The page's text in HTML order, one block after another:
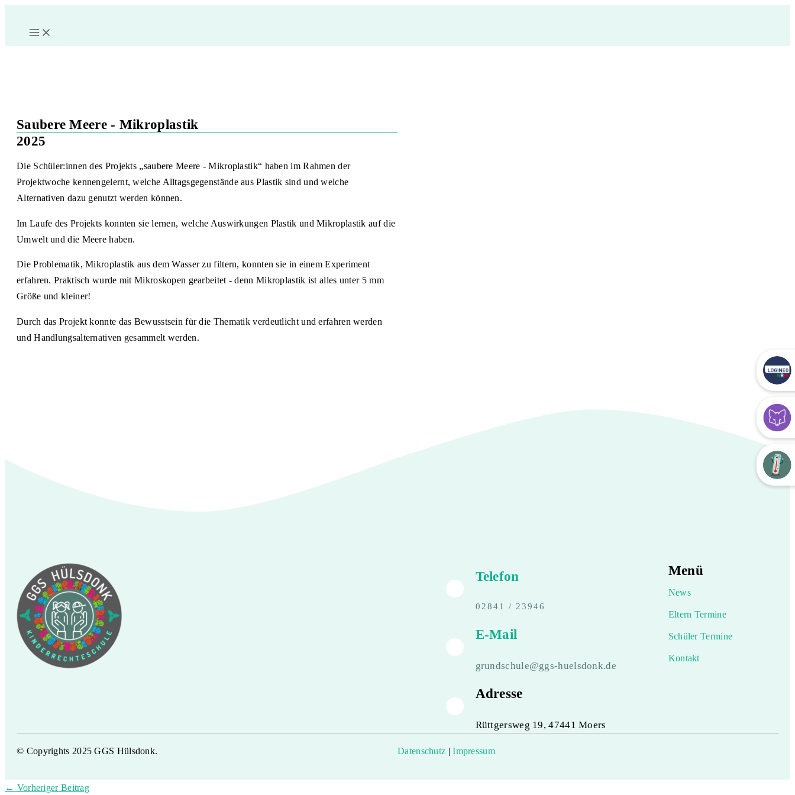
springen
Saubere Meere - Mikroplastik
2025
Die Schüler:innen des Projekts „saubere Meere - Mikroplastik“ haben im Rahmen der
Projektwoche kennengelernt, welche Alltagsgegenstände aus Plastik sind und welche
Alternativen dazu genutzt werden können.
Im Laufe des Projekts konnten sie lernen, welche Auswirkungen Plastik und Mikroplastik auf die
Umwelt und die Meere haben.
Die Problematik, Mikroplastik aus dem Wasser zu filtern, konnten sie in einem Experiment
erfahren. Praktisch wurde mit Mikroskopen gearbeitet - denn Mikroplastik ist alles unter 5 mm
Größe und kleiner!
Durch das Projekt konnte das Bewusstsein für die Thematik verdeutlicht und erfahren werden
und Handlungsalternativen gesammelt werden.
Telefon
02841 / 23946
E-Mail
grundschule@ggs-huelsdonk.de
Adresse
Rüttgersweg 19, 47441 Moers
Menü
News
Eltern Termine
Schüler Termine
Kontakt
© Copyrights 2025 GGS Hülsdonk. Datenschutz |Impressum
← Vorheriger Beitrag